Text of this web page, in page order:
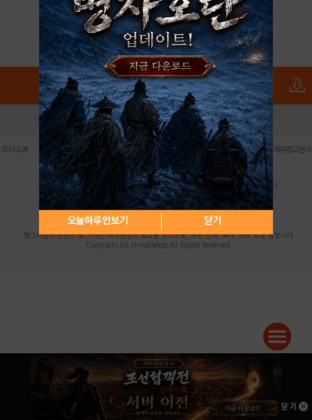
아이디 / 비밀번호 찾기 회원가입
오늘하루 안보기 닫기
로그인 PC버전 전체앱
회사소개 이용약관 | 개인정보 처리방침 | 청소년 보호정책 | 불법촬영물 신고센터 | 제휴광고문의
사업자등록번호:119-86-61101 (주)스마트나우 대표이사:송현두
주소: 서울시 금천구 가산디지털1로 171 연락처:063-284-8635 팩스:02-6265-0377
청소년보호책임자:김동욱desk@hungryapp.co.kr
등록번호:서울아02322 | 등록일자:2016년4월25일
발행인:(주)스마트나우 송현두 | 편집인:김동욱
헝그리앱의 콘텐츠 및 기사는 저작권법의 보호를 받으므로, 무단 전재, 복사, 배포 등을 금합니다.
Copyright (c) HungryApp All Rights Reserved.